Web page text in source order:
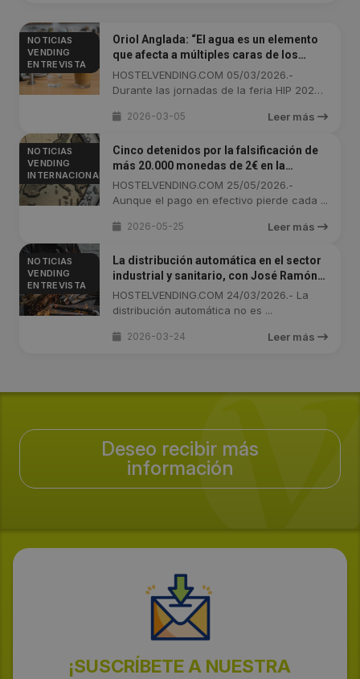
NOTICIAS
VENDING
ENTREVISTA
Oriol Anglada: “El agua es un elemento
que afecta a múltiples caras de los
negocios de hostelería. Y se puede
controlar”
HOSTELVENDING.COM 05/03/2026.-
Durante las jornadas de la feria HIP 2026,
2026-03-05 Leer más
NOTICIAS
VENDING
INTERNACIONAL
Cinco detenidos por la falsificación de
más 20.000 monedas de 2€ en la
Toscana
HOSTELVENDING.COM 25/05/2026.-
Aunque el pago en efectivo pierde cada ...
2026-05-25 Leer más
NOTICIAS
VENDING
ENTREVISTA
La distribución automática en el sector
industrial y sanitario, con José Ramón
Puga
HOSTELVENDING.COM 24/03/2026.- La
distribución automática no es ...
2026-03-24 Leer más
Deseo recibir más
información
¡SUSCRÍBETE A NUESTRA